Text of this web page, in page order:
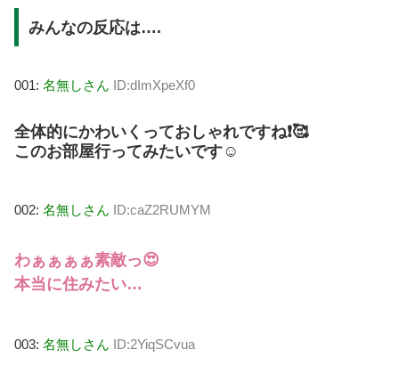
みんなの反応は….
001: 名無しさん ID:dImXpeXf0
全体的にかわいくっておしゃれですね❗️🥰
このお部屋行ってみたいです☺️
002: 名無しさん ID:caZ2RUMYM
わぁぁぁぁ素敵っ😍
本当に住みたい…
003: 名無しさん ID:2YiqSCvua